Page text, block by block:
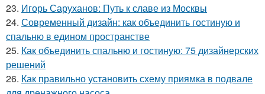
23. Игорь Саруханов: Путь к славе из Москвы
24. Современный дизайн: как объединить гостиную и
спальню в едином пространстве
25. Как объединить спальню и гостиную: 75 дизайнерских
решений
26. Как правильно установить схему приямка в подвале